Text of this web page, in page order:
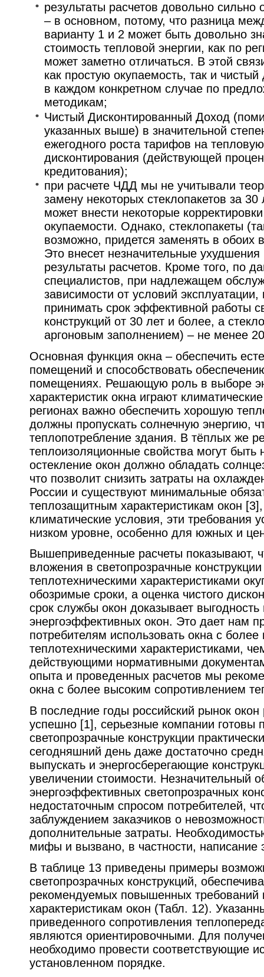
результаты расчетов довольно сильно
– в основном, потому, что разница
варианту 1 и 2 может быть довольно
стоимость тепловой энергии, как по
может заметно отличаться. В этой
как простую окупаемость, так и
в каждом конкретном случае по
методикам;
Чистый Дисконтированный Доход
указанных выше) в значительной
ежегодного роста тарифов на
дисконтирования (действующей
кредитования);
при расчете ЧДД мы не учитывали
замену некоторых стеклопакетов за 30
может внести некоторые
окупаемости. Однако, стеклопакеты
возможно, придется заменять в обоих
Это внесет незначительные
результаты расчетов. Кроме того, по
специалистов, при надлежащем
зависимости от условий
принимать срок эффективной работы
конструкций от 30 лет и более, а
аргоновым заполнением) – не менее
Основная функция окна – обеспечить
помещений и способствовать
помещениях. Решающую роль в выборе
характеристик окна играют
регионах важно обеспечить хорошую
должны пропускать солнечную энергию,
теплопотребление здания. В тёплых же
теплоизоляционные свойства могут быть
остекление окон должно обладать
что позволит снизить затраты на
России и существуют минимальные
теплозащитным характеристикам окон
климатические условия, эти требования
низком уровне, особенно для южных и
Вышеприведенные расчеты показывают,
вложения в светопрозрачные
теплотехническими характеристиками
обозримые сроки, а оценка чистого
срок службы окон доказывает
энергоэффективных окон. Это дает нам
потребителям использовать окна с
теплотехническими характеристиками,
действующими нормативными
опыта и проведенных расчетов мы
окна с более высоким сопротивлением
В последние годы российский рынок
успешно [1], серьезные компании готовы
светопрозрачные конструкции
сегодняшний день даже достаточно
выпускать и энергосберегающие
увеличении стоимости. Незначительный
энергоэффективных светопрозрачных
недостаточным спросом потребителей,
заблуждением заказчиков о
дополнительные затраты.
мифы и вызвано, в частности, написание
В таблице 13 приведены примеры
светопрозрачных конструкций,
рекомендуемых повышенных требований
характеристикам окон (Табл. 12).
приведенного сопротивления
являются ориентировочными. Для
необходимо провести соответствующие
установленном порядке.